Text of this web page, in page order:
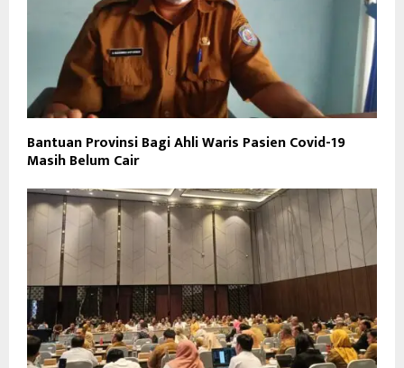
Bantuan Provinsi Bagi Ahli Waris Pasien Covid-19
Masih Belum Cair